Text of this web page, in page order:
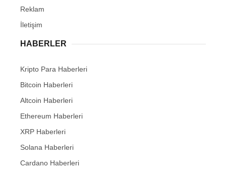
Reklam
İletişim
HABERLER
Kripto Para Haberleri
Bitcoin Haberleri
Altcoin Haberleri
Ethereum Haberleri
XRP Haberleri
Solana Haberleri
Cardano Haberleri